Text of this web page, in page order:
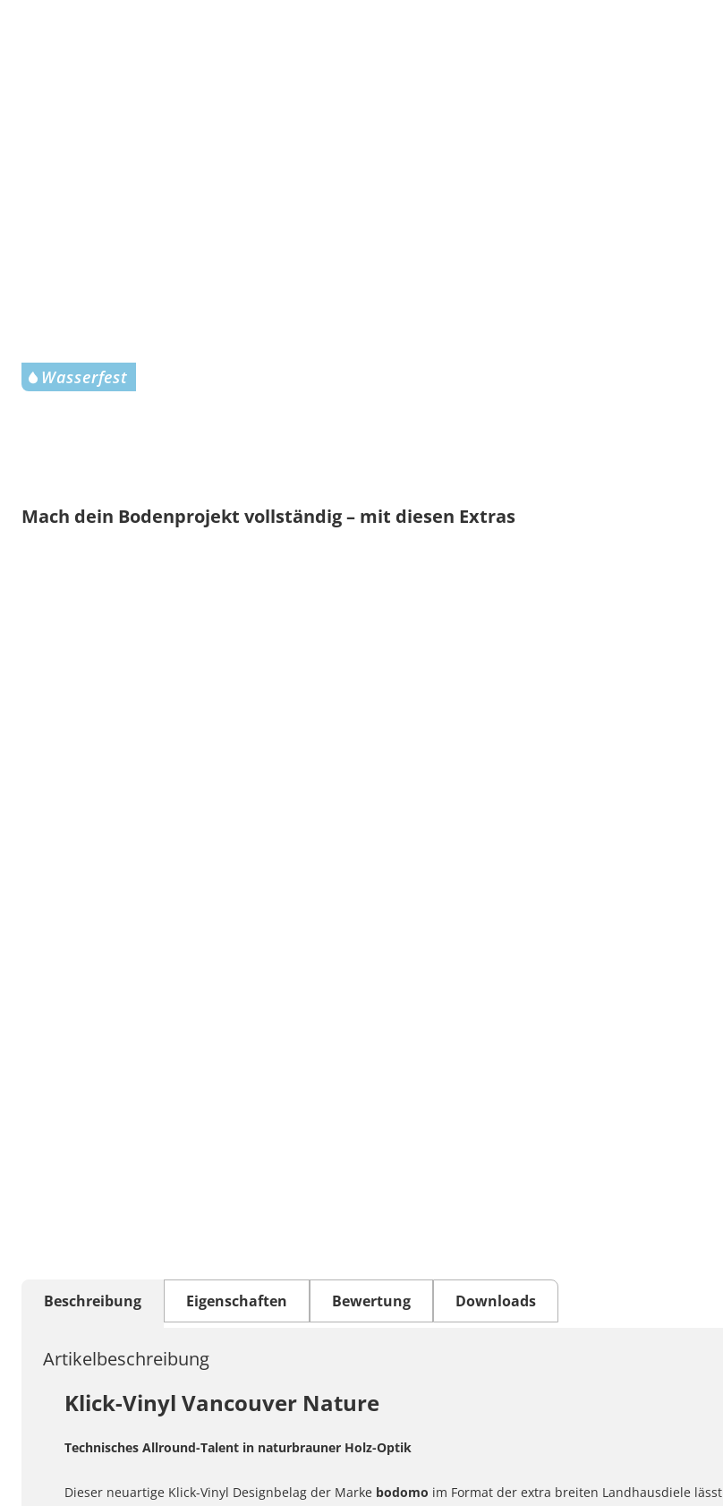
Mach dein Bodenprojekt vollständig – mit diesen Extras
Beschreibung Eigenschaften Bewertung Downloads
Artikelbeschreibung
Klick-Vinyl Vancouver Nature
Technisches Allround-Talent in naturbrauner Holz-Optik
Dieser neuartige Klick-Vinyl Designbelag der Marke bodomo im Format der extra breiten Landhausdiele lässt